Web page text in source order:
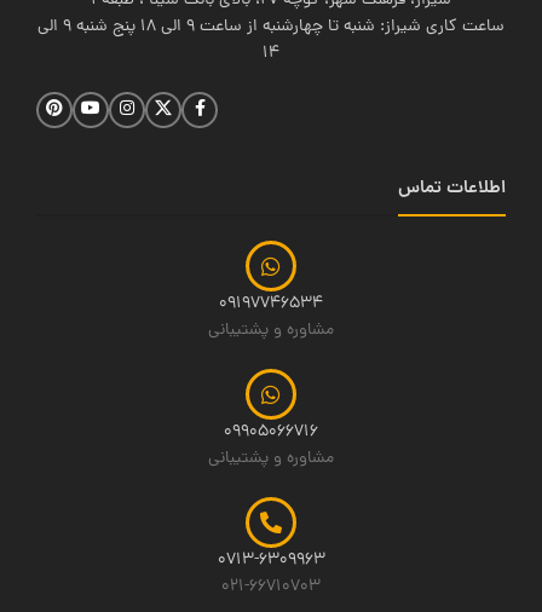
ساعت کاری شیراز: شنبه تا چهارشنبه از ساعت 9 الی 18 پنج شنبه 9 الی
14
اطلاعات تماس
09197746534
مشاوره و پشتیبانی
09905066716
مشاوره و پشتیبانی
0713-6309963
021-66710703